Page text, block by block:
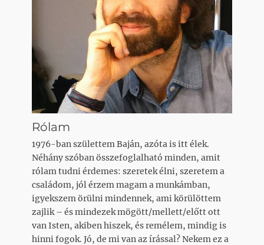
Rólam
1976-ban születtem Baján, azóta is itt élek.
Néhány szóban összefoglalható minden, amit
rólam tudni érdemes: szeretek élni, szeretem a
családom, jól érzem magam a munkámban,
igyekszem örülni mindennek, ami körülöttem
zajlik – és mindezek mögött/mellett/előtt ott
van Isten, akiben hiszek, és remélem, mindig is
hinni fogok. Jó, de mi van az írással? Nekem ez a